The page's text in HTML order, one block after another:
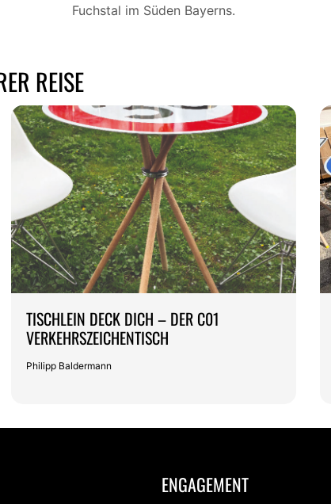
Fuchstal im Süden Bayerns.
REISE
TISCHLEIN DECK DICH – DER C01
VERKEHRSZEICHENTISCH
Philipp Baldermann
ENGAGEMENT